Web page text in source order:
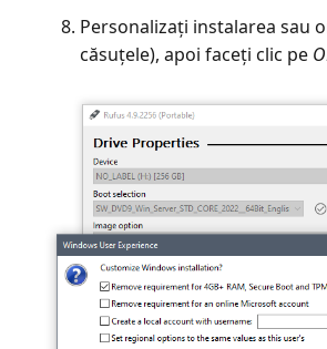
Personalizați instalarea sau
căsuțele), apoi faceți clic pe